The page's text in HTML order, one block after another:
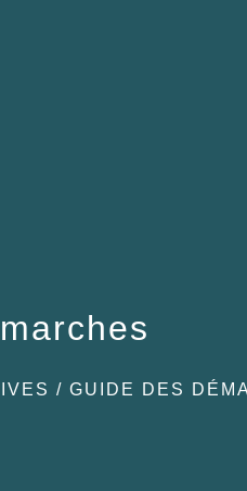
/GUIDE DES